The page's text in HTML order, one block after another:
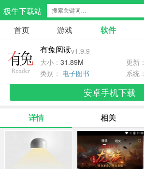
极牛下载站
应用分类
生活服务
297款应用
气象交通
84款应用
游戏辅助
478款应用
社交聊天
183款应用
电子图书
439款应用
首页 游戏 软件
有兔阅读v1.9.9
大小： 31.89M 更新：
类别： 电子图书 系统：
安卓手机下载
详情 相关